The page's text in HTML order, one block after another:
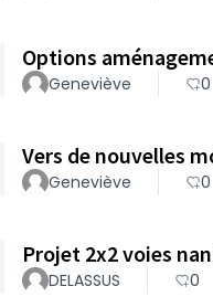
Options
Geneviève 0
Vers de nouvelles
Geneviève 0
Projet 2x2 voies
DELASSUS 0